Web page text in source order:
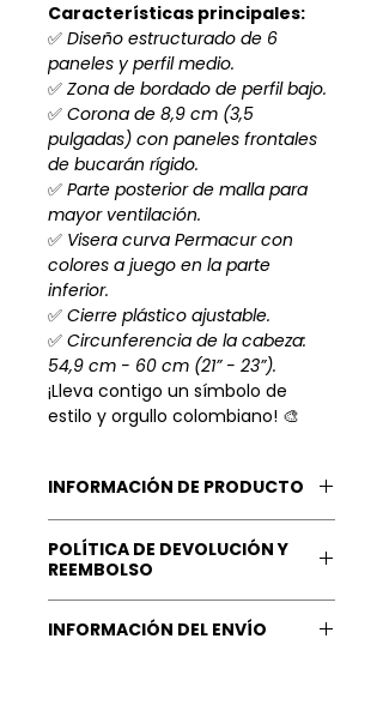
Características principales:
✅ Diseño estructurado de 6
paneles y perfil medio.
✅ Zona de bordado de perfil bajo.
✅ Corona de 8,9 cm (3,5
pulgadas) con paneles frontales
de bucarán rígido.
✅ Parte posterior de malla para
mayor ventilación.
✅ Visera curva Permacur con
colores a juego en la parte
inferior.
✅ Cierre plástico ajustable.
✅ Circunferencia de la cabeza:
54,9 cm - 60 cm (21” - 23”).
¡Lleva contigo un símbolo de
estilo y orgullo colombiano! 🎨
INFORMACIÓN DE PRODUCTO
Fabric type: 60% Cotton, 40%
Polyester
Care instructions: Hand Wash
Only
POLÍTICA DE DEVOLUCIÓN Y
REEMBOLSO
satisfacciónes lo más valioso
INFORMACIÓN DEL ENVÍO